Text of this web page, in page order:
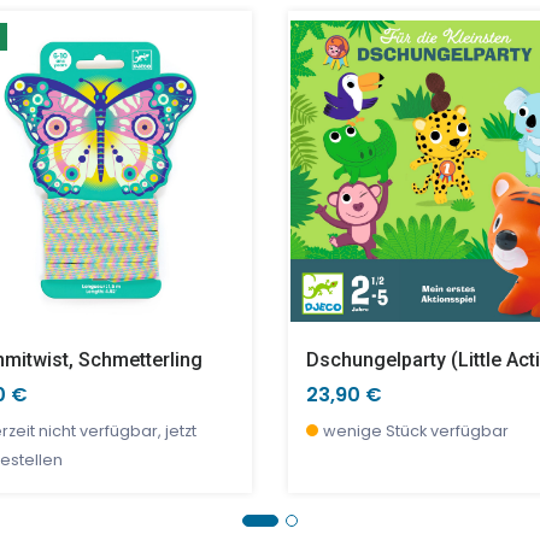
Stück verfügbar
13,90 €
wenige Stück verfügbar
Stück verfügbar
42,90 €
wenige Stück verfügbar
Schmetterling
€
nicht verfügbar, jetzt
Dschungelparty (little
23,90 €
wenige Stück verfügbar